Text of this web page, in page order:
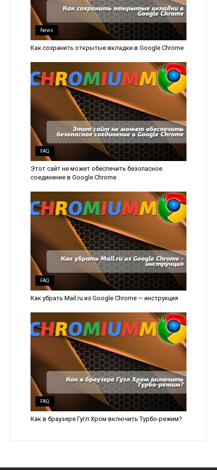
News
Как сохранить открытые вкладки в Google Chrome
FAQ
Этот сайт не может обеспечить безопасное
соединение в Google Chrome
FAQ
Как убрать Mail.ru из Google Chrome — инструкция
FAQ
Как в браузере Гугл Хром включить Турбо-режим?